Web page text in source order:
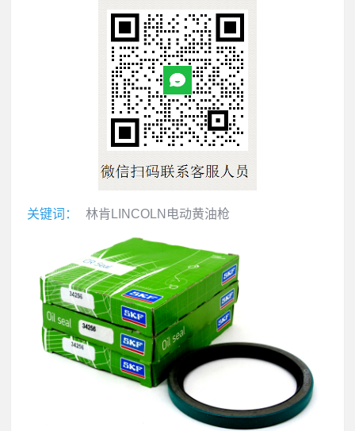
关键词： 林肯LINCOLN电动黄油枪